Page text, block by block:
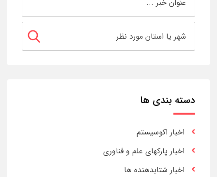
دسته بندی ها
اخبار اکوسیستم
اخبار پارکهای علم و فناوری
اخبار شتابدهنده ها